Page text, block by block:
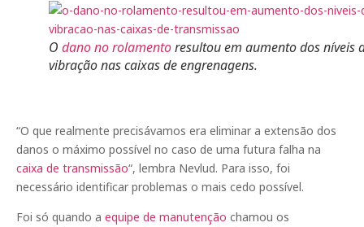
O dano no rolamentoresultou em aumento dos níveis
vibração nas caixas de engrenagens.
“O que realmente precisávamos era eliminar a extensão dos
danos o máximo possível no caso de uma futura falha na
caixa de transmissão“, lembra Nevlud. Para isso, foi
necessário identificar problemas o mais cedo possível.
Foi só quando a equipe de manutenção chamou os